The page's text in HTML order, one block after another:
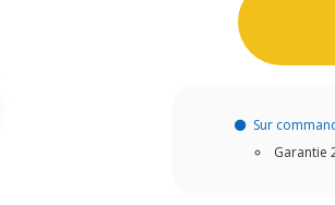
Sur
Garantie